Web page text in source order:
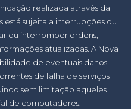
realizada através da
sujeita a interrupções ou
ou interromper ordens,
atualizadas. A Nova
de eventuais danos
de falha de serviços
sem limitação aqueles
de computadores.